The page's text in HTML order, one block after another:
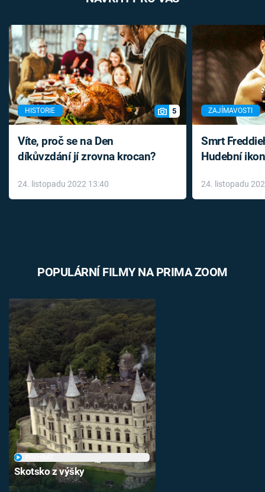
HISTORIE 5
Víte, proč se na Den
díkůvzdání jí zrovna krocan?
24. listopadu 2022 13:40
ZAJÍMAVOSTI
Smrt
Hudební
léky
24. listopadu
POPULÁRNÍ FILMY NA PRIMA ZOOM
Skotsko z výšky